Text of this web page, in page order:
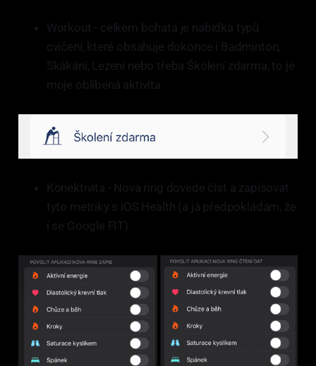
Workout - celkem bohatá je nabídka typů
cvičení, které obsahuje dokonce i Badminton,
Skákání, Lezení nebo třeba Školení zdarma, to je
moje oblíbená aktivita.
Konektivita - Nova ring dovede číst a zapisovat
tyto metriky s iOS Health (a já předpokládám, že
i se Google FIT)